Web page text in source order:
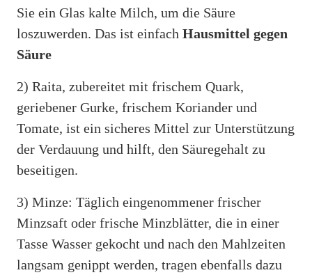
Sie ein Glas kalte Milch, um die Säure
loszuwerden. Das ist einfach Hausmittel gegen
Säure
2) Raita, zubereitet mit frischem Quark,
geriebener Gurke, frischem Koriander und
Tomate, ist ein sicheres Mittel zur Unterstützung
der Verdauung und hilft, den Säuregehalt zu
beseitigen.
3) Minze: Täglich eingenommener frischer
Minzsaft oder frische Minzblätter, die in einer
Tasse Wasser gekocht und nach den Mahlzeiten
langsam genippt werden, tragen ebenfalls dazu